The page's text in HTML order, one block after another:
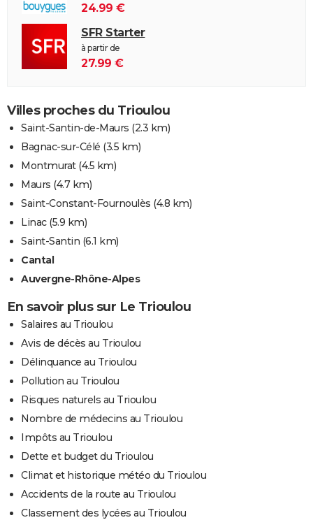
24.99 €
SFR Starter
à partir de
27.99 €
Villes proches du Trioulou
Saint-Santin-de-Maurs (2.3 km)
Bagnac-sur-Célé (3.5 km)
Montmurat(4.5 km)
Maurs (4.7 km)
Saint-Constant-Fournoulès (4.8 km)
Linac(5.9 km)
Saint-Santin (6.1 km)
Cantal
Auvergne-Rhône-Alpes
En savoir plus sur Le Trioulou
Salaires au Trioulou
Avis de décès au Trioulou
Délinquance au Trioulou
Pollution au Trioulou
Risques naturels au Trioulou
Nombre de médecins au Trioulou
Impôts au Trioulou
Dette et budget du Trioulou
Climat et historique météo du Trioulou
Accidents de la route au Trioulou
Classement des lycées au Trioulou